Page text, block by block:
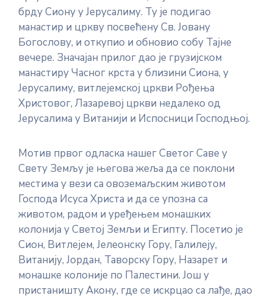
брду Сиону у Јерусалиму. Ту је подигао
манастир и цркву посвећену Св. Јовану
Богослову, и откупио и обновио собу Тајне
вечере. Значајан прилог дао је грузијском
манастиру Часног крста у близини Сиона, у
Јерусалиму, витлејемској цркви Рођења
Христовог, Лазаревој цркви недалеко од
Јерусалима у Витанији и Испосници Господњој.
Мотив првог одласка нашег Светог Саве у
Свету Земљу је његова жеља да се поклони
местима у вези са овоземаљским животом
Господа Исуса Христа и да се упозна са
животом, радом и уређењем монашких
колонија у Светој Земљи и Египту. Посетио је
Сион, Витлејем, Јелеонску Гору, Галилеју,
Витанију, Јордан, Таворску Гору, Назарет и
монашке колоније по Палестини. Још у
пристаништу Акону, где се искрцао са лађе, дао